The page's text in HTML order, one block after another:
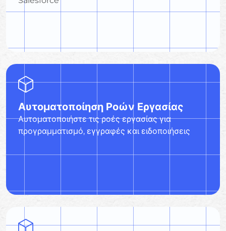
Αυτοματοποίηση Ροών Εργασίας
Αυτοματοποιήστε τις ροές εργασίας για
προγραμματισμό, εγγραφές και ειδοποιήσεις